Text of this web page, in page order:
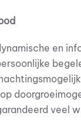
en
op
veel